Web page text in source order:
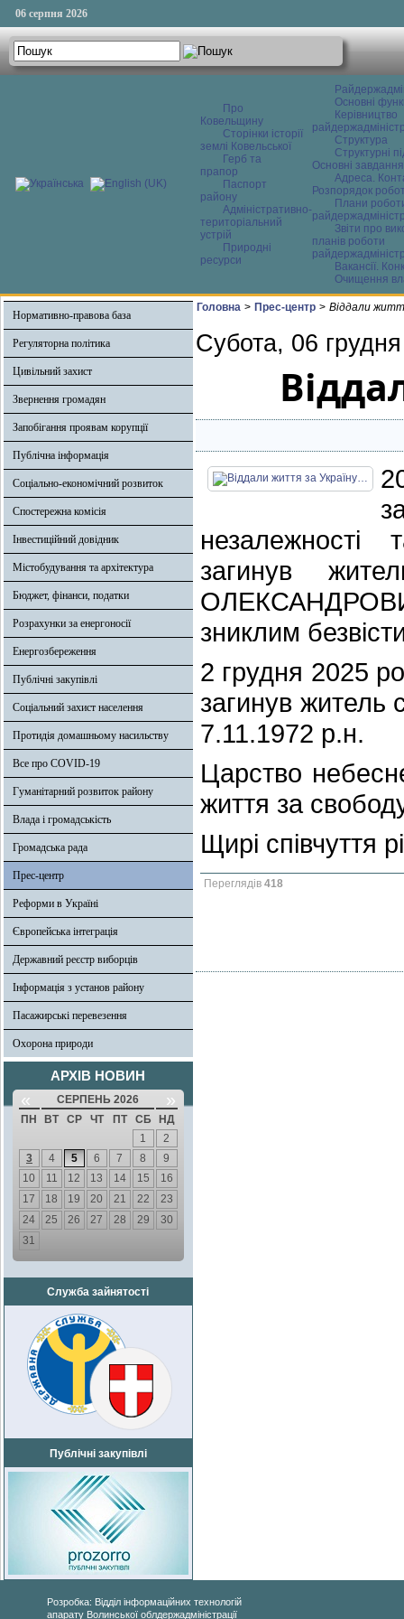
06 серпня 2026
Про
Ковельщину
Сторінки історії
землі Ковельської
Герб та
прапор
Паспорт
району
Адміністративно-
територіальний
устрій
Природні
ресурси
Основні
Керівництво
Структура
Структурні
Основні завдання
Адреса.
Розпорядок
Плани
Звіти про
планів роботи
Вакансії.
Очищення
Нормативно-правова база
Регуляторна політика
Цивільний захист
Звернення громадян
Запобігання проявам корупції
Публічна інформація
Соціально-економічний розвиток
Спостережна комісія
Інвестиційний довідник
Містобудування та архітектура
Бюджет, фінанси, податки
Розрахунки за енергоносії
Енергозбереження
Публічні закупівлі
Соціальний захист населення
Протидія домашньому насильству
Все про COVID-19
Гуманітарний розвиток району
Влада і громадськість
Громадська рада
Прес-центр
Реформи в Україні
Європейська інтеграція
Державний реєстр виборців
Інформація з установ району
Пасажирські перевезення
Охорона природи
АРХІВ НОВИН
« СЕРПЕНЬ 2026 »
ПН ВТ СР ЧТ ПТ СБ
НД
1
2
3
4 5 6 7 8
9
10
11 12 13 14 15
16
17
18 19 20 21 22
23
24
25 26 27 28 29
30
31
Служба зайнятості
Публічні закупівлі
Головна > Прес-центр > Віддали
Субота, 06
незалежності
загинув
зниклим
2 грудня 2025
загинув
7.11.1972 р.н.
Царство
життя за
Щирі співчуття
Переглядів 418
Розробка: Відділ інформаційних технологій
апарату Волинської облдержадміністрації